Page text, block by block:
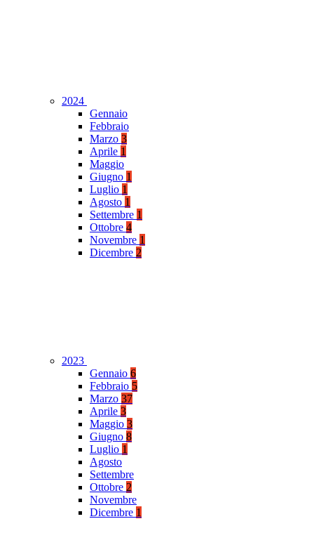
2024
Gennaio
Febbraio
Marzo 3
Aprile 1
Maggio
Giugno 1
Luglio 1
Agosto 1
Settembre 1
Ottobre 4
Novembre 1
Dicembre 2
2023
Gennaio 6
Febbraio 5
Marzo 37
Aprile 3
Maggio 3
Giugno 8
Luglio 1
Agosto
Settembre
Ottobre 2
Novembre
Dicembre 1